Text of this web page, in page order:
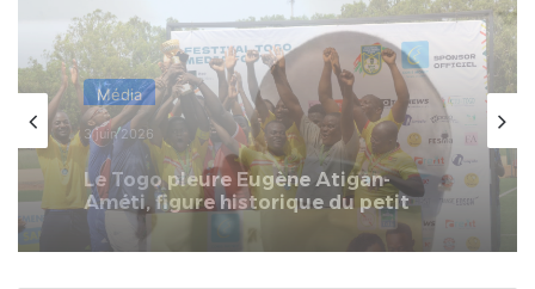
Média
30 mai 2026
TRIBUNE DU COMMISSAIRE GENERAL
DU FESTIVAL TOGO MEDIA FOOT